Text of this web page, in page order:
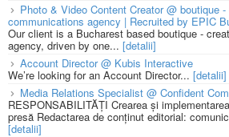
Photo & Video Content Creator @ boutique
communications agency | Recruited by EPIC
Our client is a Bucharest based boutique -
agency, driven by one... [detalii]
Account Director @ Kubis Interactive
We’re looking for an Account Director... [detalii]
Media Relations Specialist @ Confident
RESPONSABILITĂȚI Crearea și
presă Redactarea de conținut editorial:
[detalii]